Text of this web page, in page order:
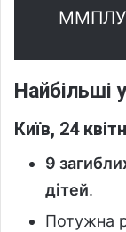
ММПЛУ
Найбільші
Київ, 24
9
дітей.
Потужна